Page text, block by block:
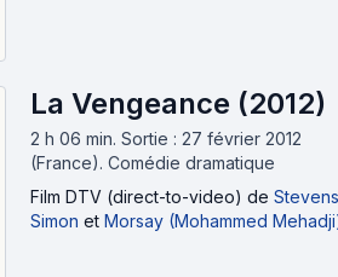
La Vengeance (2012)
2 h 06 min. Sortie : 27 février 2012
(France). Comédie dramatique
Film DTV (direct-to-video) de Stevens
Simon et Morsay (Mohammed